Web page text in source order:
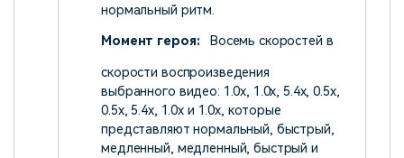
нормальный ритм.
Момент героя:
Восемь скоростей в
скорости воспроизведения
выбранного видео: 1.0x, 1.0x, 5.4x, 0.5x,
0.5x, 5.4x, 1.0x и 1.0x, которые
представляют нормальный, быстрый,
медленный, медленный, быстрый и